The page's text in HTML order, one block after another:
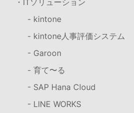
- kintone
- kintone人事評価システム
- Garoon
- 育て〜る
- SAP Hana Cloud
- LINE WORKS